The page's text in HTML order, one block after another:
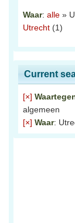
Waar: alle »
Utrecht (1)
Current
[×]
algemeen
[×] Waar: